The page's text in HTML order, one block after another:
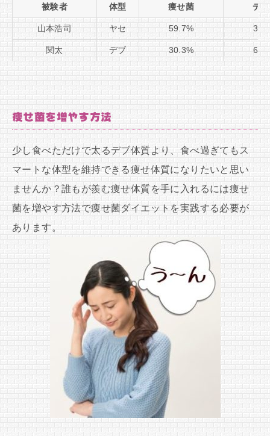
被験者 体型 痩せ菌 デ
山本浩司 ヤセ 59.7%
関太 デブ 30.3%
痩せ菌を増やす方法
少し食べただけで太るデブ体質より、食べ過ぎてもス
マートな体型を維持できる痩せ体質になりたいと思い
ませんか？誰もが羨む痩せ体質を手に入れるには痩せ
菌を増やす方法で痩せ菌ダイエットを実践する必要が
あります。